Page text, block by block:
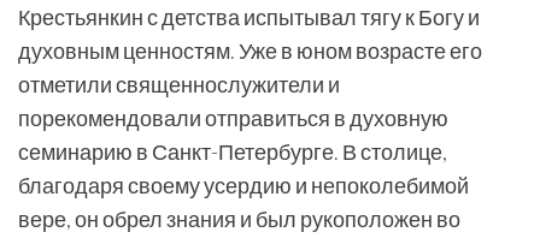
Крестьянкин с детства испытывал тягу к Богу и
духовным ценностям. Уже в юном возрасте его
отметили священнослужители и
порекомендовали отправиться в духовную
семинарию в Санкт-Петербурге. В столице,
благодаря своему усердию и непоколебимой
вере, он обрел знания и был рукоположен во